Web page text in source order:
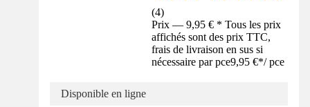
(4)
Prix — 9,95 € * Tous les prix
affichés sont des prix TTC,
frais de livraison en sus si
nécessaire par pce9,95 €*/ pce
Disponible en ligne